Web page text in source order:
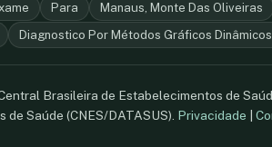
Para Manaus, Monte Das Oliveiras
Diagnostico Por Métodos Gráficos
Brasileira de Estabelecimentos de
de Saúde (CNES/DATASUS). Privacidade